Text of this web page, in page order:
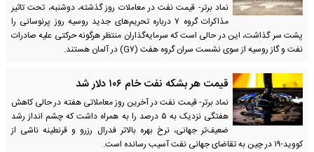
نماد برتر- قیمت نفت در معاملات روز گذشته، دوشنبه، تحت تاثیر
مذاکرات گروه ۷ درباره تحریم‌های جدید روسیه روز پرنوسانی را
پشت سر گذاشت، این در حالی است که سرمایه‌گذاران منتظر هرگونه حرکتی علیه صادرات
نفت و گاز روسیه از سوی نشست سران گروه هفت (G۷) در آلمان هستند.
قیمت هر بشکه نفت خام ۱۰۶ دلار شد
نماد برتر- قیمت نفت در آخرین روز معاملاتی هفته در حالی کاهش
هفتگی نزدیک به ۵ درصد را به همراه داشت که چشم انداز رشد
ضعیف‌تر جهانی، نرخ بهره بالاتر فدرال رزرو و قرنطینه ناشی از
کووید-۱۹ در چین به تقاضای جهانی نفت آسیب رسانده است.